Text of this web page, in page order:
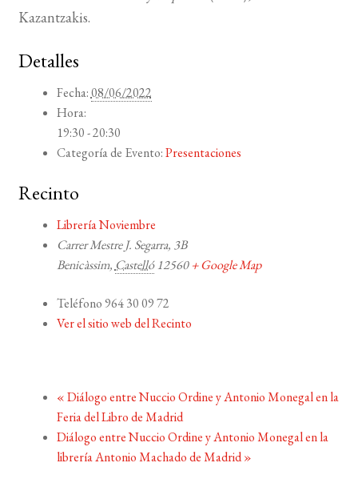
Kazantzakis.
Detalles
Fecha:08/06/2022
Hora:
19:30 - 20:30
Categoría de Evento:Presentaciones
Recinto
Librería Noviembre
Carrer Mestre J. Segarra, 3B
Benicàssim, Castelló 12560 + Google Map
Teléfono 964 30 09 72
Ver el sitio web del Recinto
«Diálogo entre Nuccio Ordine y Antonio Monegal en la
Feria del Libro de Madrid
Diálogo entre Nuccio Ordine y Antonio Monegal en la
librería Antonio Machado de Madrid»